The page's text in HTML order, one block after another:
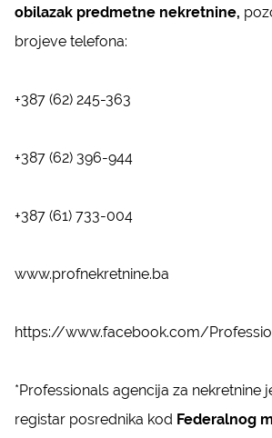
obilazak predmetne nekretnine,
brojeve telefona:
+387 (62) 245-363
+387 (62) 396-944
+387 (61) 733-004
www.profnekretnine.ba
https://www.facebook.com/
*Professionals agencija za nekretnine
registar posrednika kod Federalnog